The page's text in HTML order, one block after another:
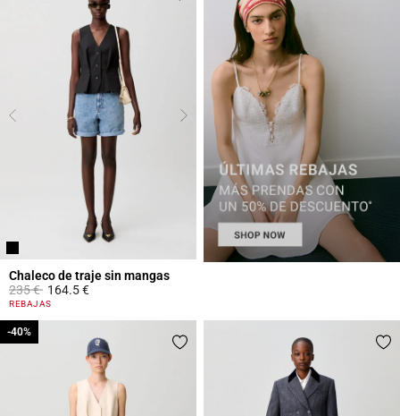
Chaleco de traje sin mangas
Price reduced from
235 €to164.5 €
5 out of 5 Customer Rating
REBAJAS
-40%
-40%